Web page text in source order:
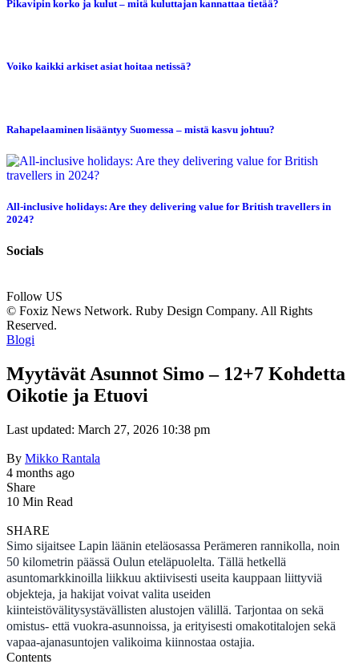
Pikavipin korko ja kulut – mitä kuluttajan kannattaa tietää?
Voiko kaikki arkiset asiat hoitaa netissä?
Rahapelaaminen lisääntyy Suomessa – mistä kasvu johtuu?
All-inclusive holidays: Are they delivering value for British travellers in
2024?
Socials
Follow US
© Foxiz News Network. Ruby Design Company. All Rights
Reserved.
Blogi
Myytävät Asunnot Simo – 12+7 Kohdetta
Oikotie ja Etuovi
Last updated: March 27, 2026 10:38 pm
By Mikko Rantala
4 months ago
Share
10 Min Read
SHARE
Simo sijaitsee Lapin läänin eteläosassa Perämeren rannikolla, noin
50 kilometrin päässä Oulun eteläpuolelta. Tällä hetkellä
asuntomarkkinoilla liikkuu aktiivisesti useita kauppaan liittyviä
objekteja, ja hakijat voivat valita useiden
kiinteistövälitysystävällisten alustojen välillä. Tarjontaa on sekä
omistus- että vuokra-asunnoissa, ja erityisesti omakotitalojen sekä
vapaa-ajanasuntojen valikoima kiinnostaa ostajia.
Contents